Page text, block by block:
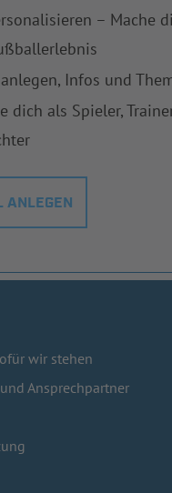
– Mache
Infos und
dich als Spieler,
ANLEGEN
wir stehen
Ansprechpartner